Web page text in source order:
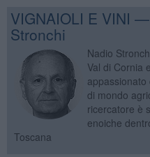
VIGNAIOLI E VINI
Stronchi
Nadio
Val di Cornia
appassionato
di mondo
ricercatore è
enoiche
Toscana